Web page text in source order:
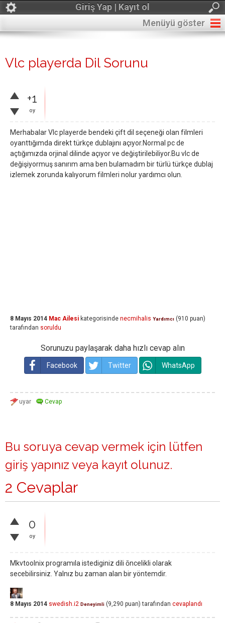
Giriş Yap | Kayıt ol
Menüyü göster
Vlc playerda Dil Sorunu
+1
oy
Merhabalar Vlc playerde bendeki çift dil seçeneği olan filmleri
oyanttığımda direkt türkçe dublajını açıyor.Normal pc de
açtığımızda orjinal dilinde açıyor ve değiştirilebiliyor.Bu vlc de
değişiyormuş sanırım ama ben bulamadım bir türlü türkçe dublaj
izlemek zorunda kalıyorum filmleri nolur yardımcı olun.
8 Mayıs 2014 Mac Ailesi kategorisinde necmihalis Yardımcı (910 puan)
tarafından soruldu
Sorunuzu paylaşarak daha hızlı cevap alın
Facebook Twitter WhatsApp
Bu soruya cevap vermek için lütfen
giriş yapınız veya kayıt olunuz.
2 Cevaplar
0
oy
Mkvtoolnix programıla istediginiz dili ōncelikli olarak
secebilirsiniz. Yalnız bu zaman alan bir yöntemdir.
8 Mayıs 2014 swedish.i2 Deneyimli (9,290 puan) tarafından cevaplandı